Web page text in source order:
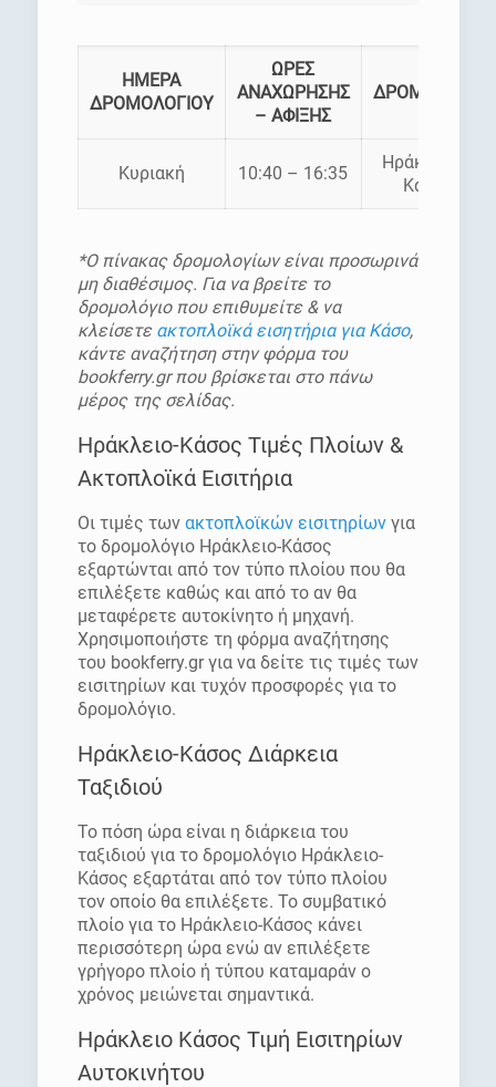
ΗΜΕΡΑ
ΔΡΟΜΟΛΟΓΙΟΥ
ΩΡΕΣ
ΑΝΑΧΩΡΗΣΗΣ
– ΑΦΙΞΗΣ
ΔΡΟΜΟΛΟΓΙΑ
Κυριακή 10:40 – 16:35
Ηράκλειο –
Κάσος
*Ο πίνακας δρομολογίων είναι προσωρινά
μη διαθέσιμος. Για να βρείτε το
δρομολόγιο που επιθυμείτε & να
κλείσετε ακτοπλοϊκά εισητήρια για Κάσο,
κάντε αναζήτηση στην φόρμα του
bookferry.gr που βρίσκεται στο πάνω
μέρος της σελίδας.
Ηράκλειο-Κάσος Τιμές Πλοίων &
Ακτοπλοϊκά Εισιτήρια
Οι τιμές των ακτοπλοϊκών εισιτηρίωνγια
το δρομολόγιο Ηράκλειο-Κάσος
εξαρτώνται από τον τύπο πλοίου που θα
επιλέξετε καθώς και από το αν θα
μεταφέρετε αυτοκίνητο ή μηχανή.
Χρησιμοποιήστε τη φόρμα αναζήτησης
του bookferry.gr για να δείτε τις τιμές των
εισιτηρίων και τυχόν προσφορές για το
δρομολόγιο.
Ηράκλειο-Κάσος Διάρκεια
Ταξιδιού
Το πόση ώρα είναι η διάρκεια του
ταξιδιού για το δρομολόγιο Ηράκλειο-
Κάσος εξαρτάται από τον τύπο πλοίου
τον οποίο θα επιλέξετε. Το συμβατικό
πλοίο για το Ηράκλειο-Κάσος κάνει
περισσότερη ώρα ενώ αν επιλέξετε
γρήγορο πλοίο ή τύπου καταμαράν ο
χρόνος μειώνεται σημαντικά.
Ηράκλειο Κάσος Τιμή Εισιτηρίων
Αυτοκινήτου